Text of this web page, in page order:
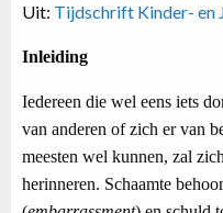
Uit: Tijdschrift Kinder- en
Inleiding
Iedereen die wel eens iets
van anderen of zich er van
meesten wel kunnen, zal
herinneren. Schaamte